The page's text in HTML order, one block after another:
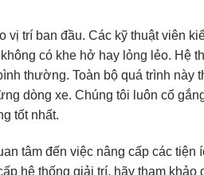
vị trí ban đầu. Các kỹ thuật viên
có khe hở hay lỏng lẻo. Hệ
thường. Toàn bộ quá trình này
dòng xe. Chúng tôi luôn cố
tốt nhất.
tâm đến việc nâng cấp các
hệ thống giải trí, hãy tham khảo